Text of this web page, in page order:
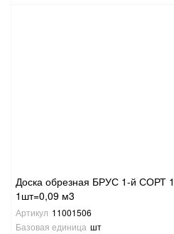
Доска обрезная БРУС 1-й СОРТ
1шт=0,09 м3
Артикул 11001506
Базовая единица шт